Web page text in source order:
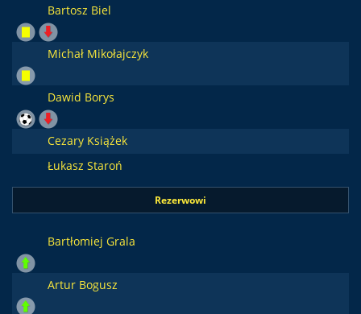
Bartosz Biel
Michał Mikołajczyk
Dawid Borys
Cezary Książek
Łukasz Staroń
Rezerwowi
Bartłomiej Grala
Artur Bogusz